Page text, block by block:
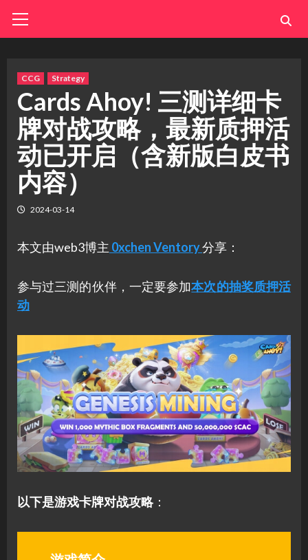
Menu
CCG Strategy
Cards Ahoy! 三测详细卡
牌对战攻略，最新质押活
动已开启（含新版白皮书
内容）
2024-03-14
本文由web3博主 0xchen Ventory分享：
参与过三测的伙伴，一定要参加本次的抽奖质押活
动
以下是游戏卡牌对战攻略 ：